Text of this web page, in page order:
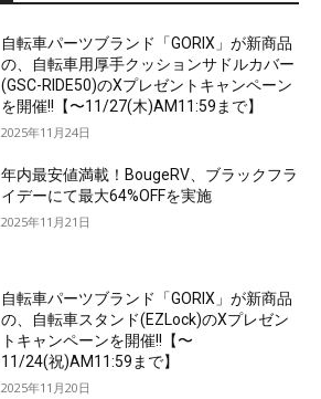
自転車パーツブランド「GORIX」が新商品
の、自転車用厚手クッションサドルカバー
(GSC-RIDE50)のXプレゼントキャンペーン
を開催!!【〜11/27(木)AM11:59まで】
2025年11月24日
年内最安値満載！BougeRV、ブラックフラ
イデーにて最大64%OFFを実施
2025年11月21日
自転車パーツブランド「GORIX」が新商品
の、自転車スタンド(EZLock)のXプレゼン
トキャンペーンを開催!!【〜
11/24(祝)AM11:59まで】
2025年11月20日